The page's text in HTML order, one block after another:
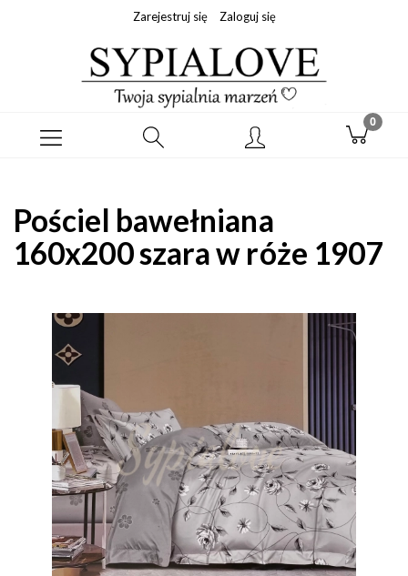
Zarejestruj się Zaloguj się
Pościel bawełniana
160x200 szara w róże 1907